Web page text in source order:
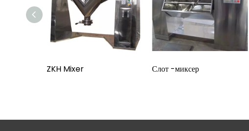
ZKH Mixer Слот -миксер